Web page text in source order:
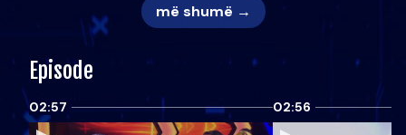
më shumë →
Episode
02:57 02:56